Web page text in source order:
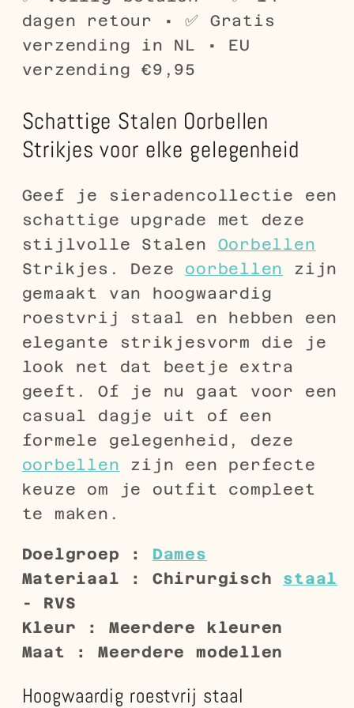
dagen retour • ✅ Gratis
verzending in NL • EU
verzending €9,95
Schattige Stalen Oorbellen
Strikjes voor elke gelegenheid
Geef je sieradencollectie een
schattige upgrade met deze
stijlvolle Stalen Oorbellen
Strikjes. Deze oorbellen
zijn
gemaakt van hoogwaardig
roestvrij staal en hebben een
elegante strikjesvorm die je
look net dat beetje extra
geeft. Of je nu gaat voor een
casual dagje uit of een
formele gelegenheid, deze
oorbellen zijn een perfecte
keuze om je outfit compleet
te maken.
Doelgroep : Dames
Materiaal : Chirurgisch staal
- RVS
Kleur : Meerdere kleuren
Maat : Meerdere modellen
Hoogwaardig roestvrij staal